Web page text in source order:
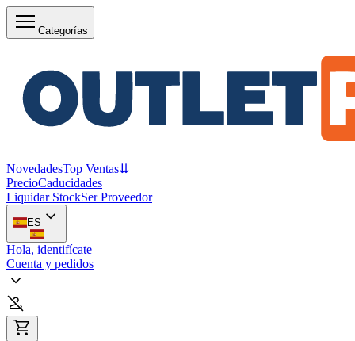
Categorías
NovedadesTop Ventas⇊
PrecioCaducidades
Liquidar StockSer Proveedor
ES
Hola, identifícate
Cuenta y pedidos